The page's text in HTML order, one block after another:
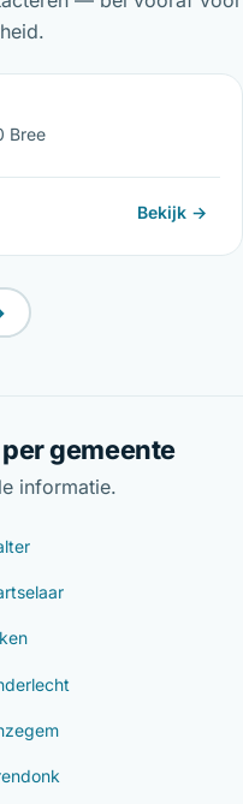
Bree
Bekijk →
gemeente
informatie.